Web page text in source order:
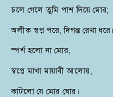
চলে গেলে তুমি পাশ দিয়ে মোর;
অলীক স্বপ্ন পরে, দিগন্ত রেখা ধরে।
স্পর্শ হলো না মোর,
স্বপ্নে মাখা মায়াবী আলোয়,
কাটলো যে মোর ঘোর।